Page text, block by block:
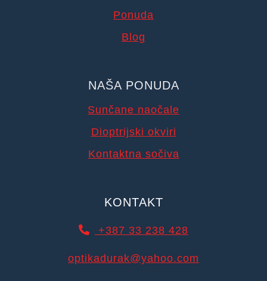
Ponuda
Blog
NAŠA PONUDA
Sunčane naočale
Dioptrijski okviri
Kontaktna sočiva
KONTAKT
+387 33 238 428
optikadurak@yahoo.com